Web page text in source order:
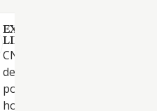
EXPORT FRUITS 2021
LIMITADA.
CNAE 4631. La producción y
de frutas y hortalizas.
por mayor de frutas,
hortalizas tanto nacional